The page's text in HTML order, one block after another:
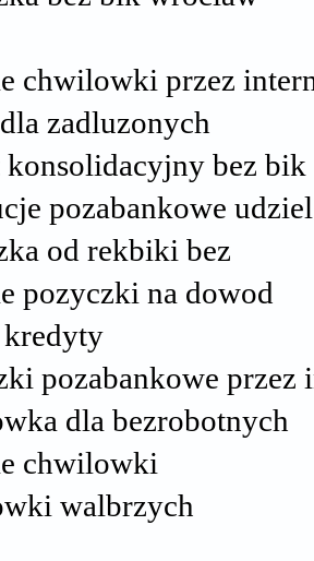
chwilowki przez
zadluzonych
bez bik
pozabankowe
od rekbiki bez
pozyczki na dowod
pozabankowe przez
dla bezrobotnych
chwilowki
walbrzych